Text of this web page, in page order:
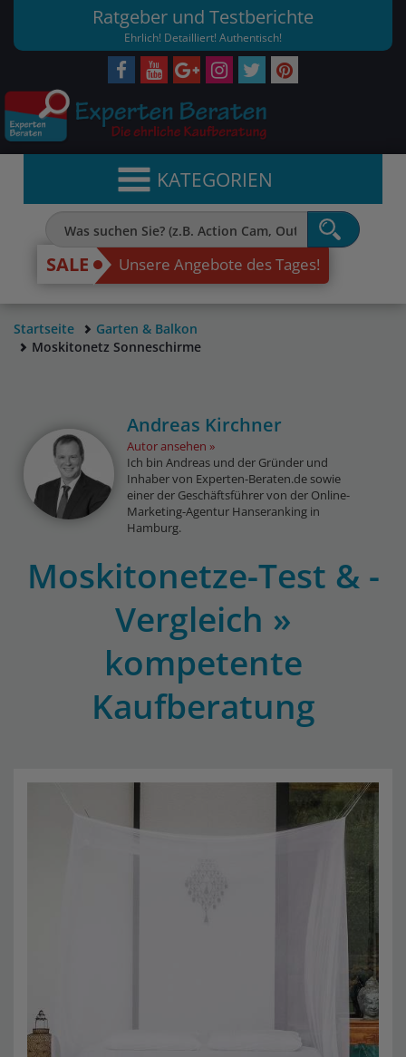
Ratgeber und Testberichte
Ehrlich! Detailliert! Authentisch!
KATEGORIEN
SALE Unsere Angebote des Tages!
Startseite
Garten & Balkon
Moskitonetz Sonneschirme
Andreas Kirchner
Autor ansehen
Ich bin Andreas und der Gründer und
Inhaber von Experten-Beraten.de sowie
einer der Geschäftsführer von der Online-
Marketing-Agentur Hanseranking in
Hamburg.
Moskitonetze-Test & -
Vergleich »
kompetente
Kaufberatung